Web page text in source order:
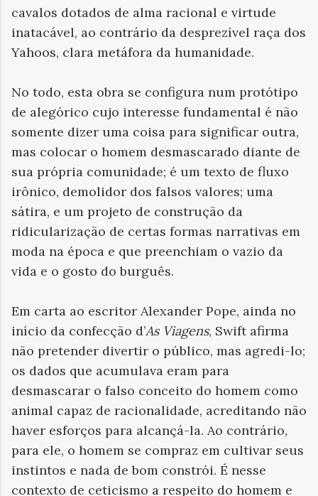
cavalos dotados de alma racional e virtude
inatacável, ao contrário da desprezível raça dos
Yahoos, clara metáfora da humanidade.
No todo, esta obra se configura num protótipo
de alegórico cujo interesse fundamental é não
somente dizer uma coisa para significar outra,
mas colocar o homem desmascarado diante de
sua própria comunidade; é um texto de fluxo
irônico, demolidor dos falsos valores; uma
sátira, e um projeto de construção da
ridicularização de certas formas narrativas em
moda na época e que preenchiam o vazio da
vida e o gosto do burguês.
Em carta ao escritor Alexander Pope, ainda no
início da confecção d’As Viagens, Swift afirma
não pretender divertir o público, mas agredi-lo;
os dados que acumulava eram para
desmascarar o falso conceito do homem como
animal capaz de racionalidade, acreditando não
haver esforços para alcançá-la. Ao contrário,
para ele, o homem se compraz em cultivar seus
instintos e nada de bom constrói. É nesse
contexto de ceticismo a respeito do homem e